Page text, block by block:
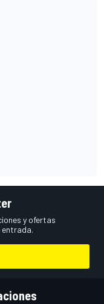
y ofertas
entrada.